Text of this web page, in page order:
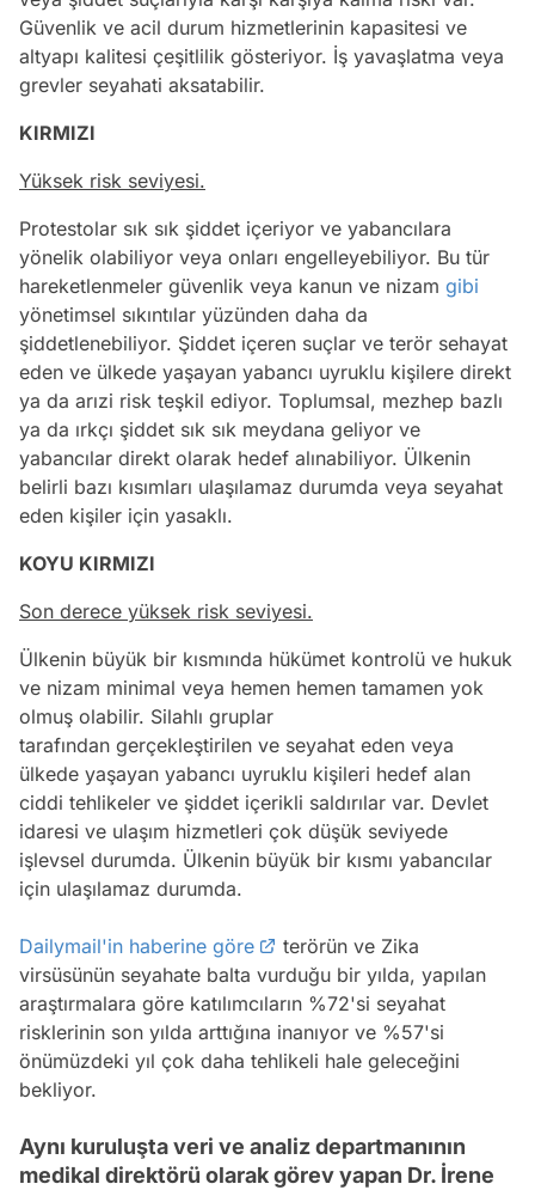
Güvenlik ve acil durum hizmetlerinin kapasitesi ve
altyapı kalitesi çeşitlilik gösteriyor. İş yavaşlatma veya
grevler seyahati aksatabilir.
KIRMIZI
Yüksek risk seviyesi.
Protestolar sık sık şiddet içeriyor ve yabancılara
yönelik olabiliyor veya onları engelleyebiliyor. Bu tür
hareketlenmeler güvenlik veya kanun ve nizam gibi
yönetimsel sıkıntılar yüzünden daha da
şiddetlenebiliyor. Şiddet içeren suçlar ve terör sehayat
eden ve ülkede yaşayan yabancı uyruklu kişilere direkt
ya da arızi risk teşkil ediyor. Toplumsal, mezhep bazlı
ya da ırkçı şiddet sık sık meydana geliyor ve
yabancılar direkt olarak hedef alınabiliyor. Ülkenin
belirli bazı kısımları ulaşılamaz durumda veya seyahat
eden kişiler için yasaklı.
KOYU KIRMIZI
Son derece yüksek risk seviyesi.
Ülkenin büyük bir kısmında hükümet kontrolü ve hukuk
ve nizam minimal veya hemen hemen tamamen yok
olmuş olabilir. Silahlı gruplar
tarafından gerçekleştirilen ve seyahat eden veya
ülkede yaşayan yabancı uyruklu kişileri hedef alan
ciddi tehlikeler ve şiddet içerikli saldırılar var. Devlet
idaresi ve ulaşım hizmetleri çok düşük seviyede
işlevsel durumda. Ülkenin büyük bir kısmı yabancılar
için ulaşılamaz durumda.
Dailymail'in haberine göre
terörün ve Zika
virsüsünün seyahate balta vurduğu bir yılda, yapılan
araştırmalara göre katılımcıların %72'si seyahat
risklerinin son yılda arttığına inanıyor ve %57'si
önümüzdeki yıl çok daha tehlikeli hale geleceğini
bekliyor.
Aynı kuruluşta veri ve analiz departmanının
medikal direktörü olarak görev yapan Dr. İrene